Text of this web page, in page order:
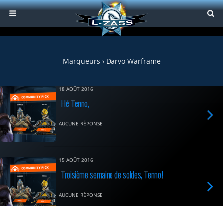
Marqueurs › Darvo Warframe
18 AOÛT 2016
Hé Tenno,
AUCUNE RÉPONSE
15 AOÛT 2016
Troisième semaine de soldes, Tenno!
AUCUNE RÉPONSE